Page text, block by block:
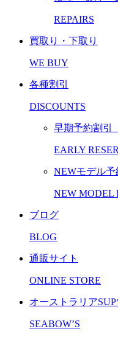
REPAIRS
買取り・下取り
WE BUY
各種割引
DISCOUNTS
早期予約割引
EARLY
NEWモデル予
NEW MODEL
ブログ
BLOG
通販サイト
ONLINE STORE
オーストラリア
SEABOW’S